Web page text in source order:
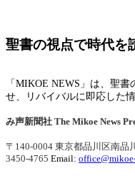
聖書の視点で時代を
「MIKOE NEWS」は、聖
せ、リバイバルに即応した
み声新聞社 The Mikoe News
〒140-0004 東京都品川区南品
3450-4765 Email: